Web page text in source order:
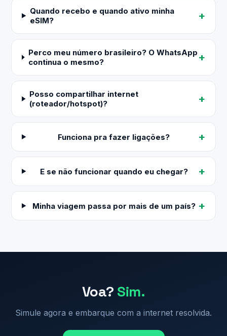
Quando recebo e quando ativo minha
eSIM?
Perco meu número brasileiro? O WhatsApp
continua o mesmo?
Posso compartilhar internet
(roteador/hotspot)?
Funciona pra fazer ligações?
E se não funcionar quando eu chegar?
Minha viagem passa por mais de um país?
Voa? Sim.
Simule agora e embarque com a internet resolvida.